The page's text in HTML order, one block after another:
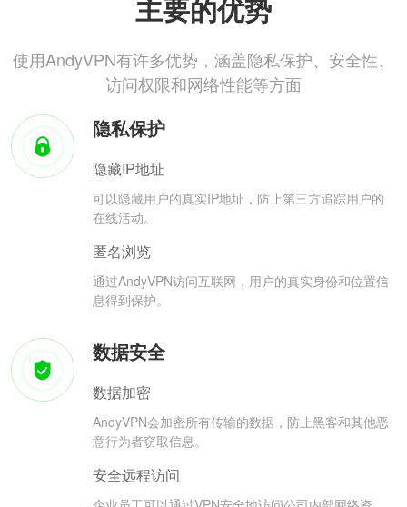
主要的优势
使用AndyVPN有许多优势，涵盖隐私保护、安全性、
访问权限和网络性能等方面
隐私保护
隐藏IP地址
可以隐藏用户的真实IP地址，防止第三方追踪用户的
在线活动。
匿名浏览
通过AndyVPN访问互联网，用户的真实身份和位置信
息得到保护。
数据安全
数据加密
AndyVPN会加密所有传输的数据，防止黑客和其他恶
意行为者窃取信息。
安全远程访问